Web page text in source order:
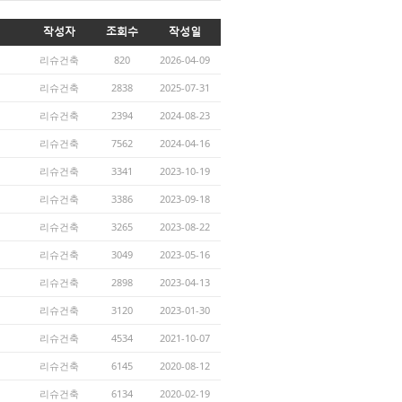
작성자 조회수 작성일
리슈건축 820 2026-04-09
리슈건축 2838 2025-07-31
리슈건축 2394 2024-08-23
리슈건축 7562 2024-04-16
리슈건축 3341 2023-10-19
리슈건축 3386 2023-09-18
리슈건축 3265 2023-08-22
리슈건축 3049 2023-05-16
리슈건축 2898 2023-04-13
리슈건축 3120 2023-01-30
리슈건축 4534 2021-10-07
리슈건축 6145 2020-08-12
리슈건축 6134 2020-02-19